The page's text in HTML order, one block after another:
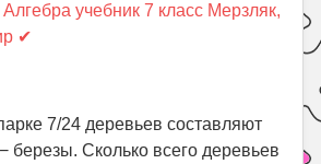
учебник 7 класс Мерзляк,
✔
7/24 деревьев составляют
березы. Сколько всего деревьев